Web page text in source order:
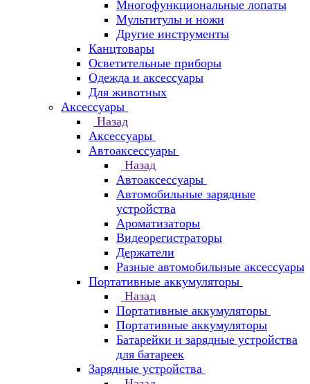
Многофункциональные лопаты
Мультитулы и ножи
Другие инструменты
Канцтовары
Осветительные приборы
Одежда и аксессуары
Для животных
Аксессуары
Назад
Аксессуары
Автоаксессуары
Назад
Автоаксессуары
Автомобильные зарядные
устройства
Ароматизаторы
Видеорегистраторы
Держатели
Разные автомобильные аксессуары
Портативные аккумуляторы
Назад
Портативные аккумуляторы
Портативные аккумуляторы
Батарейки и зарядные устройства
для батареек
Зарядные устройства